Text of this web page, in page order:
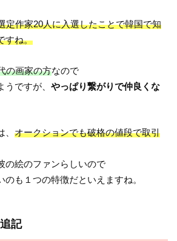
定作家20人に入選したことで韓国で知
すね。
の画家の方なので
うですが、やっぱり繋がりで仲良くな
、オークションでも破格の値段で取引
の絵のファンらしいので
も１つの特徴だといえますね。
記